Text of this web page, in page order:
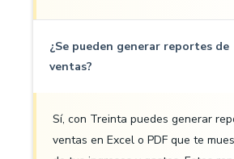
¿Se pueden generar reportes de
ventas?
Sí, con Treinta puedes generar
ventas en Excel o PDF que te